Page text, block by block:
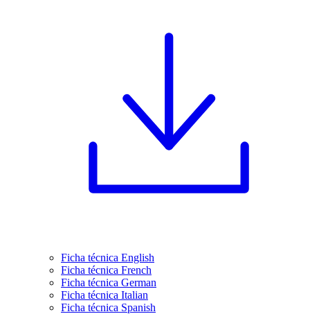
Ficha técnica English
Ficha técnica French
Ficha técnica German
Ficha técnica Italian
Ficha técnica Spanish